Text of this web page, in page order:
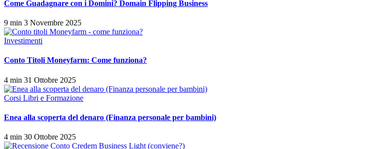
Come Guadagnare con i Domini? Domain Flipping Business
9 min 3 Novembre 2025
Investimenti
Conto Titoli Moneyfarm: Come funziona?
4 min 31 Ottobre 2025
Corsi Libri e Formazione
Enea alla scoperta del denaro (Finanza personale per bambini)
4 min 30 Ottobre 2025